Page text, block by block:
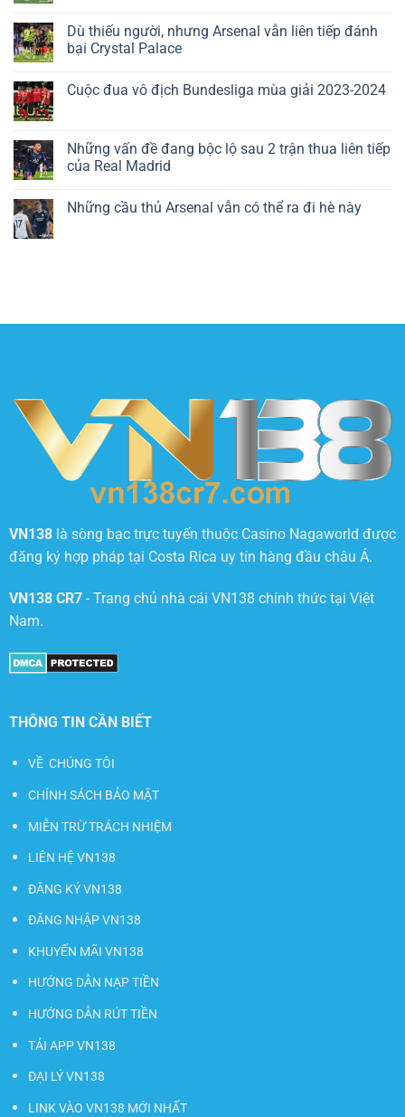
Dù thiếu người, nhưng Arsenal vẫn liên tiếp đánh
bại Crystal Palace
Cuộc đua vô địch Bundesliga mùa giải 2023-2024
Những vấn đề đang bộc lộ sau 2 trận thua liên tiếp
của Real Madrid
Những cầu thủ Arsenal vẫn có thể ra đi hè này
VN138là sòng bạc trực tuyến thuộc Casino Nagaworld được
đăng ký hợp pháp tại Costa Rica uy tín hàng đầu châu Á.
VN138 CR7- Trang chủ nhà cái VN138 chính thức tại Việt
Nam.
THÔNG TIN CẦN BIẾT
VỀ CHÚNG TÔI
CHÍNH SÁCH BẢO MẬT
MIỄN TRỪ TRÁCH NHIỆM
LIÊN HỆ VN138
ĐĂNG KÝ VN138
ĐĂNG NHẬP VN138
KHUYẾN MÃI VN138
HƯỚNG DẪN NẠP TIỀN
HƯỚNG DẪN RÚT TIỀN
TẢI APP VN138
ĐẠI LÝ VN138
LINK VÀO VN138 MỚI NHẤT